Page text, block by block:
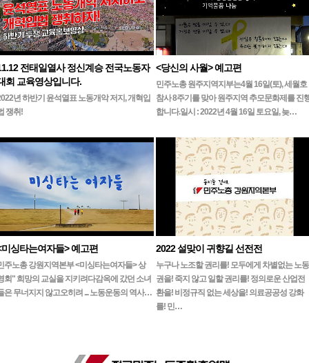
전태일열사 정신계승 전국노동자
회 교육영상입니다.
년 하반기 윤석열표 노동개악 저지, 개혁입
쟁취!
<당신의 사월> 예고편
민주노총 원주지역지부는4월 16일(토), 세월호
참사 8주기를 맞아 원주지역 추모문화제를 진
합니다.일시 : 2022년 4월 16일 토요일, 늦…
미싱타는여자들> 예고편
주노총 강원지역본부 <미싱타는여자들> 상
회" 희망의 교실을 지키려다감옥에 갔던 소녀
은 무너지지 않고오히려 ... 노동운동의 역사…
2022 설맞이 귀향길 선전전
누구나 노조할 권리를! 모두에게 차별없는 노동
권을! 죽지 않고 일할 권리를! 정의로운 산업전
환을! 비정규직 없는 세상을! 의료공공성 강화
를! 민…